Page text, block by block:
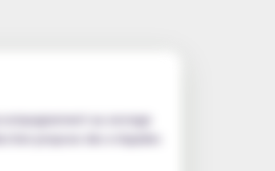
au sevrage
propose des e-liquides